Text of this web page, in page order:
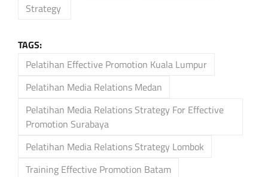
Strategy
TAGS:
Pelatihan Effective Promotion Kuala Lumpur
Pelatihan Media Relations Medan
Pelatihan Media Relations Strategy For Effective
Promotion Surabaya
Pelatihan Media Relations Strategy Lombok
Training Effective Promotion Batam